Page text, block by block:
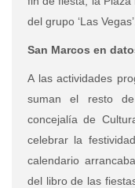
del grupo ‘Las Vegas’.
San Marcos en
A las actividades
suman el resto
concejalía de
celebrar la
calendario
del libro de las